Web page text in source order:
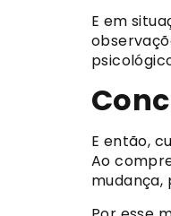
E em
E então,
Ao